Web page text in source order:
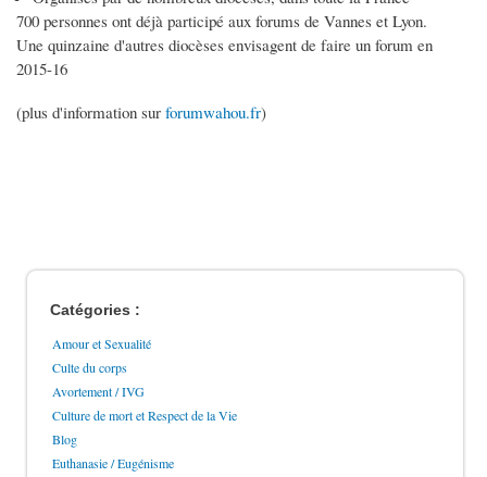
700 personnes ont déjà participé aux forums de Vannes et Lyon.
Une quinzaine d'autres diocèses envisagent de faire un forum en
2015-16
(plus d'information sur forumwahou.fr)
Catégories :
Amour et Sexualité
Culte du corps
Avortement / IVG
Culture de mort et Respect de la Vie
Blog
Euthanasie / Eugénisme